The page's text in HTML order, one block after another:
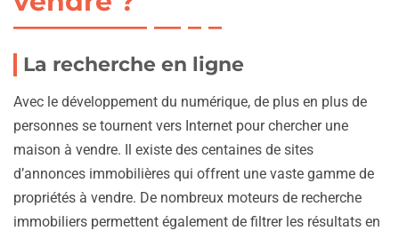
La recherche en ligne
Avec le développement du numérique, de plus en plus de
personnes se tournent vers Internet pour chercher une
maison à vendre. Il existe des centaines de sites
d’annonces immobilières qui offrent une vaste gamme de
propriétés à vendre. De nombreux moteurs de recherche
immobiliers permettent également de filtrer les résultats en